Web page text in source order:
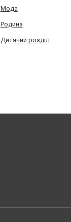
Мода
Родина
Дитячий розділ